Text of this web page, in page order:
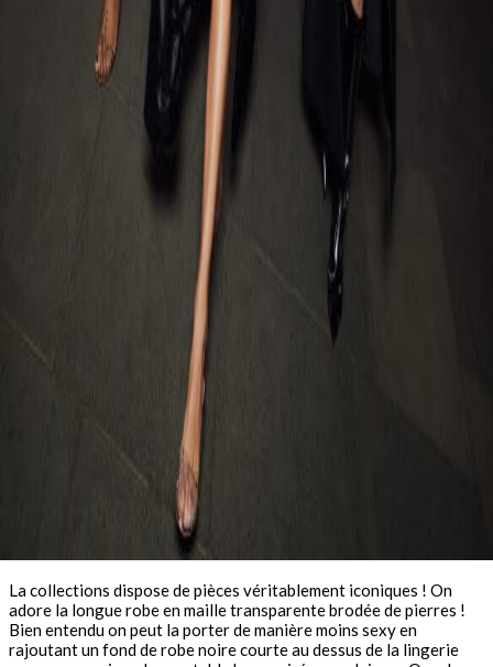
La collections dispose de pièces véritablement iconiques ! On
adore la longue robe en maille transparente brodée de pierres !
Bien entendu on peut la porter de manière moins sexy en
rajoutant un fond de robe noire courte au dessus de la lingerie